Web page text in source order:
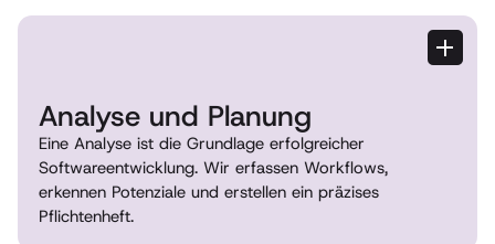
Analyse und Planung
Eine Analyse ist die Grundlage erfolgreicher
Softwareentwicklung. Wir erfassen Workflows,
erkennen Potenziale und erstellen ein präzises
Pflichtenheft.